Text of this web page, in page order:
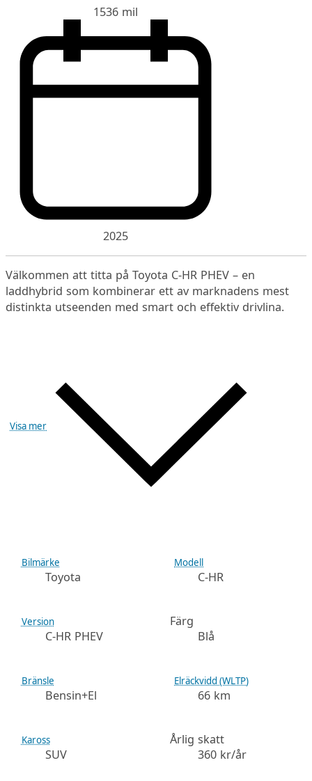
1536 mil
2025
Välkommen att titta på Toyota C-HR PHEV – en
laddhybrid som kombinerar ett av marknadens mest
distinkta utseenden med smart och effektiv drivlina.
Visa mer
Bilmärke
Toyota
Modell
C-HR
Version
C-HR PHEV
Färg
Blå
Bränsle
Bensin+El
Elräckvidd (WLTP)
66 km
Kaross
SUV
Årlig skatt
360 kr/år